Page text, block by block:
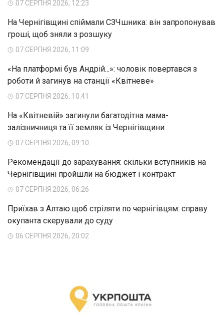
07 СЕРПНЯ 2026, 12:23
На Чернігівщині спіймали СЗЧшника: він запропонував
гроші, щоб зняли з розшуку
07 СЕРПНЯ 2026, 11:09
«На платформі був Андрій...»: чоловік повертався з
роботи й загинув на станції «Квітневе»
07 СЕРПНЯ 2026, 10:41
На «Квітневій» загинули багатодітна мама-
залізничниця та її земляк із Чернігівщини
07 СЕРПНЯ 2026, 09:10
Рекомендації до зарахування: скільки вступників на
Чернігівщині пройшли на бюджет і контракт
07 СЕРПНЯ 2026, 06:26
Приїхав з Алтаю щоб стріляти по чернігівцям: справу
окупанта скерували до суду
06 СЕРПНЯ 2026, 20:02